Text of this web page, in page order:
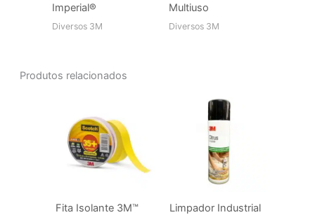
Imperial®
Diversos 3M
Multiuso
Diversos 3M
Produtos relacionados
Fita Isolante 3M™
Limpador Industrial